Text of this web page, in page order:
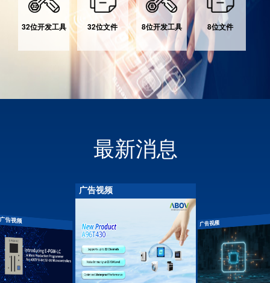
32位开发工具 32位文件 8位开发工具 8位文件
最新消息
广告视频
广告视频
广告视频 广告视频